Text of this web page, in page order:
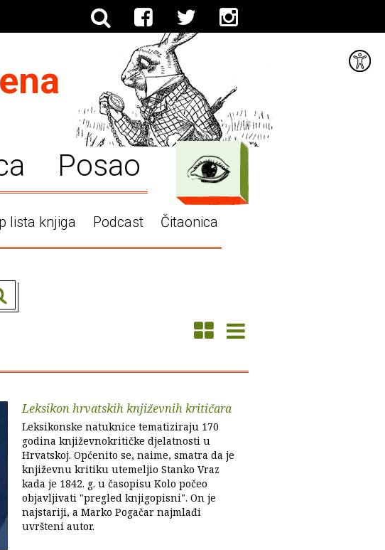
Posao
lista knjiga Podcast Čitaonica
Leksikon hrvatskih književnih kritičara
Leksikonske natuknice tematiziraju 170
godina književnokritičke djelatnosti u
Hrvatskoj. Općenito se, naime, smatra da je
književnu kritiku utemeljio Stanko Vraz
kada je 1842. g. u časopisu Kolo počeo
objavljivati "pregled knjigopisni". On je
najstariji, a Marko Pogačar najmlađi
uvršteni autor.